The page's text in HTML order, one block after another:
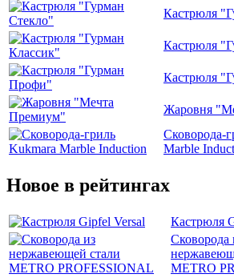
Кастрюля
Кастрюля
Кастрюля
Жаровня
Сковорода-
Marble
Новое в рейтингах
Кастрюля
Сковорода
METRO